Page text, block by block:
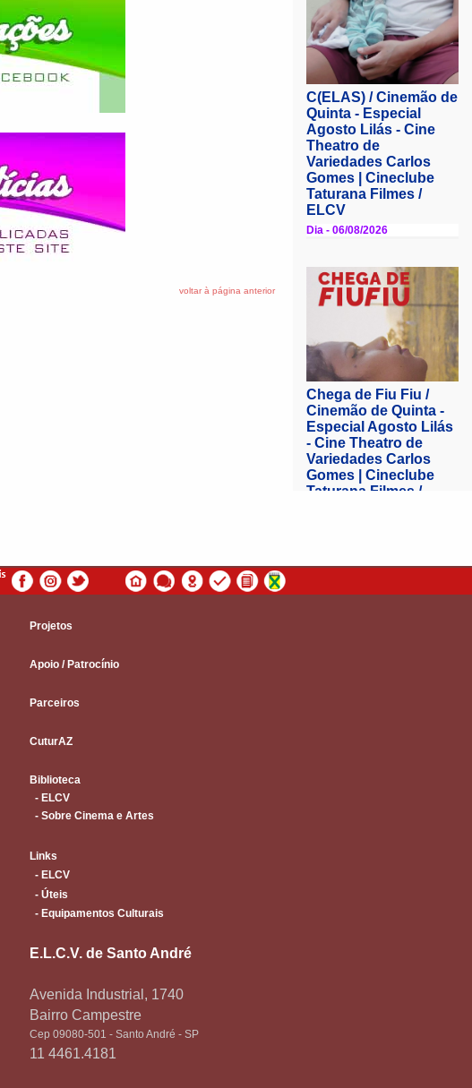
voltar à página anterior
Projetos
Apoio / Patrocínio
Parceiros
CuturAZ
Biblioteca
- ELCV
- Sobre Cinema e Artes
Links
- ELCV
- Úteis
- Equipamentos Culturais
E.L.C.V. de Santo André
Avenida Industrial, 1740
Bairro Campestre
Cep 09080-501 - Santo André - SP
11 4461.4181